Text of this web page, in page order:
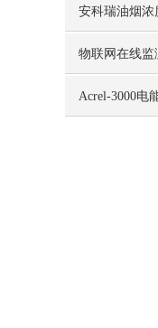
D4-5地块项
安科瑞油烟
某县 餐饮油
物联网在线监
电力系统监控
Acrel-3000电